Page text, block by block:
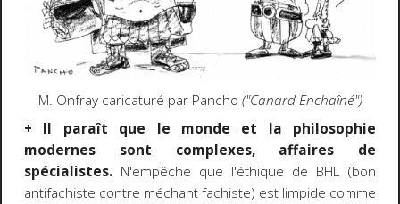
M. Onfray caricaturé par Pancho ("Canard Enchaîné")
+ Il paraît que le monde et la philosophie
modernes sont complexes, affaires de
spécialistes.N'empêche que l'éthique de BHL (bon
antifachiste contre méchant fachiste) est limpide comme